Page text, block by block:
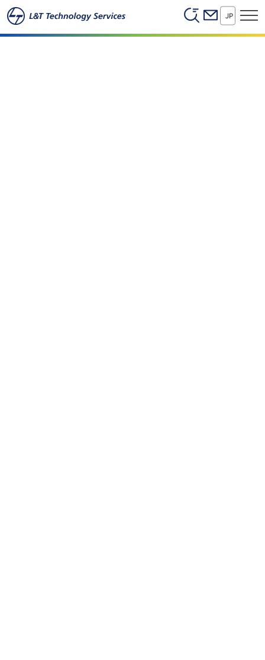
本文へスキップ Header
JP
LTTSについて